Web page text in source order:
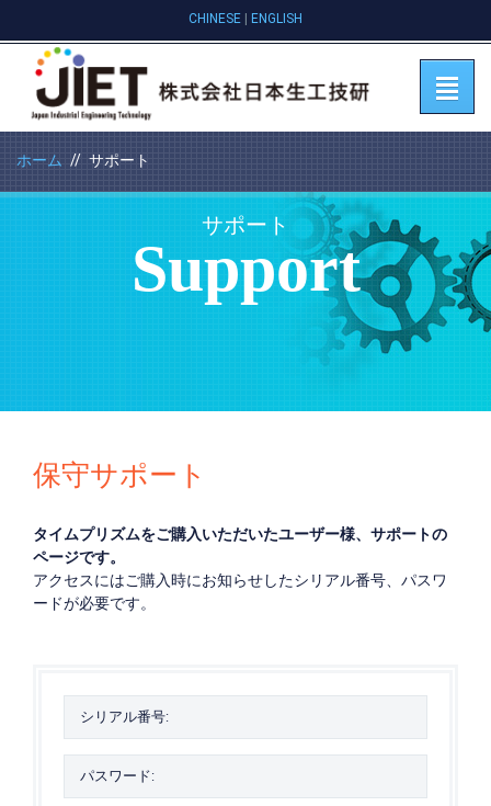
CHINESE ENGLISH
ホーム サポート
サポート
Support
保守サポート
タイムプリズムをご購入いただいたユーザー様、サポートの
ページです。
アクセスにはご購入時にお知らせしたシリアル番号、パスワ
ードが必要です。